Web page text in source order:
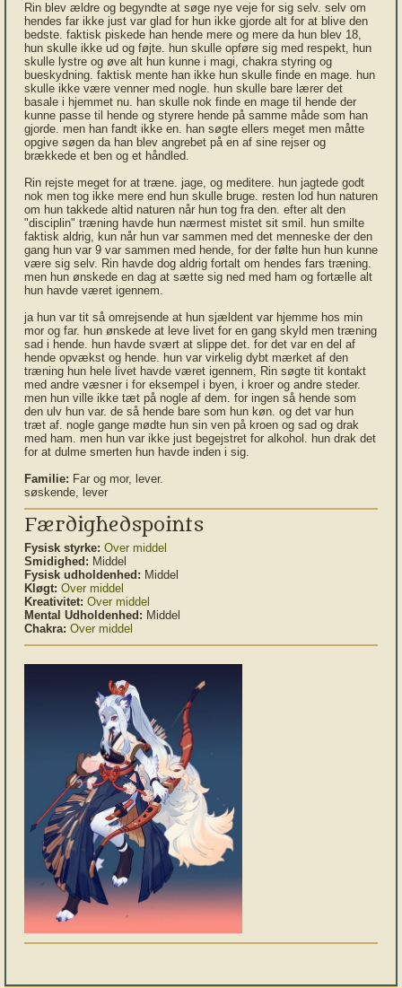
Rin blev ældre og begyndte at søge nye veje for sig selv. selv om
hendes far ikke just var glad for hun ikke gjorde alt for at blive den
bedste. faktisk piskede han hende mere og mere da hun blev 18,
hun skulle ikke ud og føjte. hun skulle opføre sig med respekt, hun
skulle lystre og øve alt hun kunne i magi, chakra styring og
bueskydning. faktisk mente han ikke hun skulle finde en mage. hun
skulle ikke være venner med nogle. hun skulle bare lærer det
basale i hjemmet nu. han skulle nok finde en mage til hende der
kunne passe til hende og styrere hende på samme måde som han
gjorde. men han fandt ikke en. han søgte ellers meget men måtte
opgive søgen da han blev angrebet på en af sine rejser og
brækkede et ben og et håndled.
Rin rejste meget for at træne. jage, og meditere. hun jagtede godt
nok men tog ikke mere end hun skulle bruge. resten lod hun naturen
om hun takkede altid naturen når hun tog fra den. efter alt den
"disciplin" træning havde hun nærmest mistet sit smil. hun smilte
faktisk aldrig, kun når hun var sammen med det menneske der den
gang hun var 9 var sammen med hende, for der følte hun hun kunne
være sig selv. Rin havde dog aldrig fortalt om hendes fars træning.
men hun ønskede en dag at sætte sig ned med ham og fortælle alt
hun havde været igennem.
ja hun var tit så omrejsende at hun sjældent var hjemme hos min
mor og far. hun ønskede at leve livet for en gang skyld men træning
sad i hende. hun havde svært at slippe det. for det var en del af
hende opvækst og hende. hun var virkelig dybt mærket af den
træning hun hele livet havde været igennem, Rin søgte tit kontakt
med andre væsner i for eksempel i byen, i kroer og andre steder.
men hun ville ikke tæt på nogle af dem. for ingen så hende som
den ulv hun var. de så hende bare som hun køn. og det var hun
træt af. nogle gange mødte hun sin ven på kroen og sad og drak
med ham. men hun var ikke just begejstret for alkohol. hun drak det
for at dulme smerten hun havde inden i sig.
Familie: Far og mor, lever.
søskende, lever
Færdighedspoints
Fysisk styrke: Over middel
Smidighed: Middel
Fysisk udholdenhed: Middel
Kløgt: Over middel
Kreativitet: Over middel
Mental Udholdenhed: Middel
Chakra: Over middel